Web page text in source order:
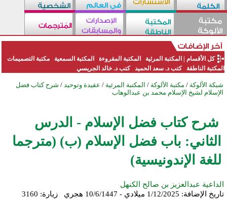
كل الأقسام المكتبة المرئية المكتبة المقروءة المكتبة السمعية
مكتبة التصميمات
المكتبة الناطقة
كتب د. سعد الحميد كتب د. خالد الجريسي
شبكة الألوكة / مكتبة الألوكة / المكتبة المرئية / عقيدة وتوحيد / شرح كتاب فضل
الإسلام لشيخ الإسلام محمد بن عبدالوهاب
شرح كتاب فضل الإسلام - الدرس
الثاني: باب فضل الإسلام (ب) (مترجما
للغة الإندونيسية)
الداعية عبدالعزيز بن صالح الكنهل
تاريخ الإضافة: 1/12/2025 ميلادي - 10/6/1447 هجري زيارة: 3160